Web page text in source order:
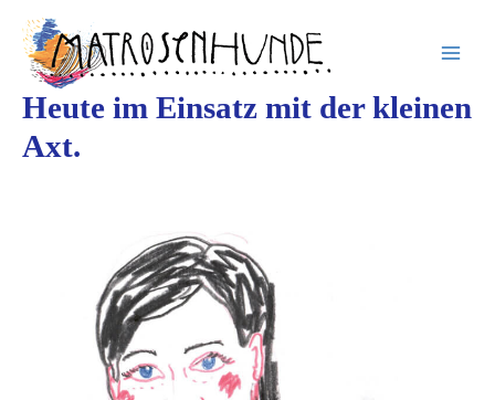
springen
Inhalt
springen
Heute im Einsatz mit der kleinen
Axt.